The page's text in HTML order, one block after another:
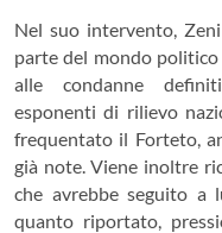
Nel suo intervento,
parte del mondo
alle condanne
esponenti di rilievo
frequentato il Forteto,
già note. Viene inoltre
che avrebbe seguito a
quanto riportato,